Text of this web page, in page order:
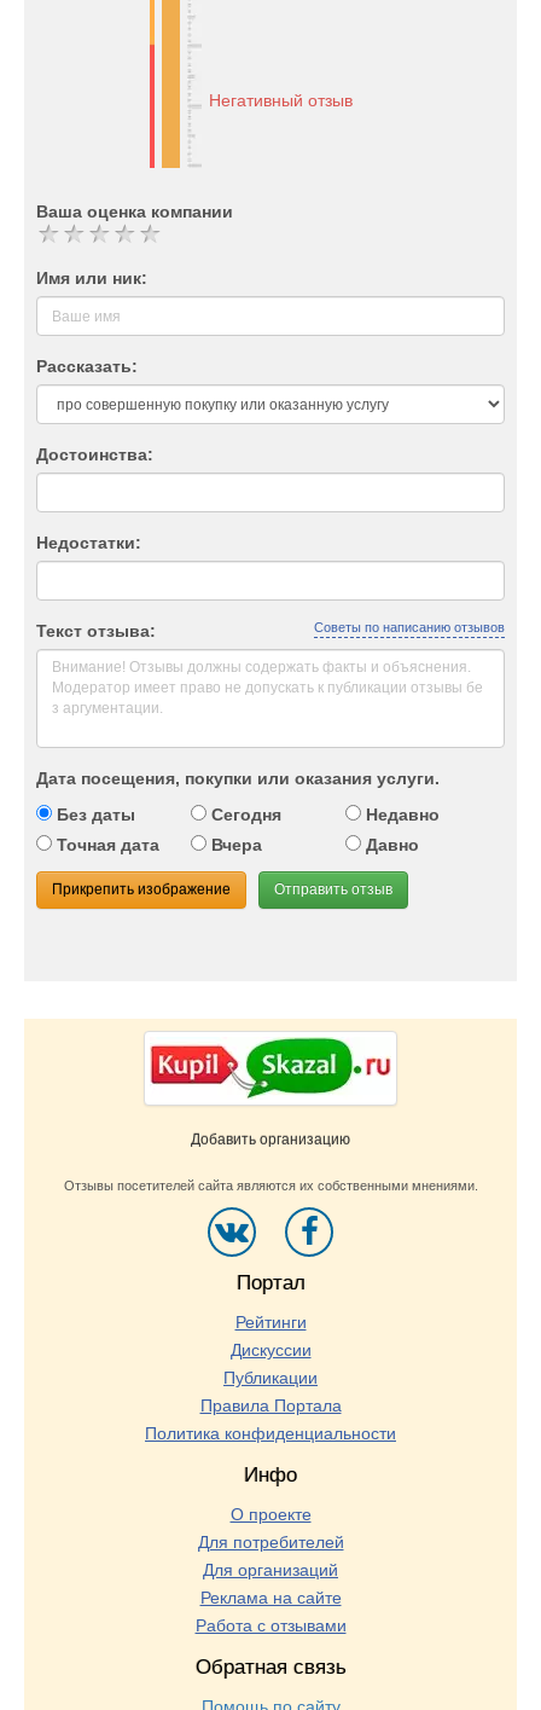
Негативный отзыв
Ваша оценка компании
Имя или ник:
Рассказать:
Достоинства:
Недостатки:
Текст отзыва: Советы по написанию отзывов
Дата посещения, покупки или оказания услуги.
Без даты
Сегодня
Недавно
Точная дата
Вчера Давно
Прикрепить изображение Отправить отзыв
Добавить организацию
Отзывы посетителей сайта являются их собственными мнениями.
Портал
Рейтинги
Дискуссии
Публикации
Правила Портала
Политика конфиденциальности
Инфо
О проекте
Для потребителей
Для организаций
Реклама на сайте
Работа с отзывами
Обратная связь